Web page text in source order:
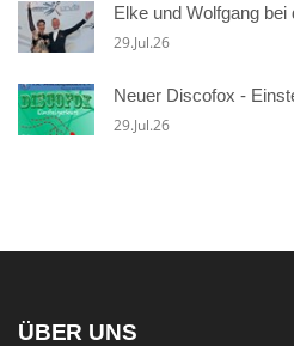
Elke und Wolfgang
29.Jul.26
Neuer Discofox -
29.Jul.26
ÜBER UNS